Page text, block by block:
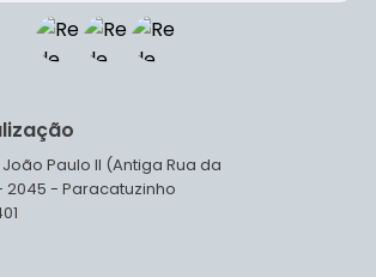
Paulo II (Antiga Rua da
- Paracatuzinho